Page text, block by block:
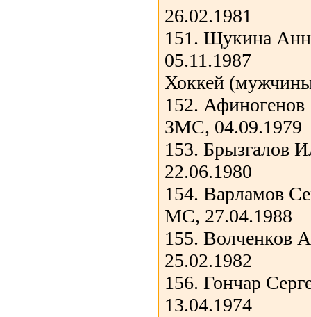
26.02.1981
151. Щукина
05.11.1987
Хоккей
152.
ЗМС, 04.09.1979
153. Брызгалов
22.06.1980
154. Варламов
МС, 27.04.1988
155. Волченков
25.02.1982
156. Гончар
13.04.1974